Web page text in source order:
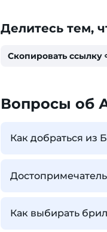
Делитесь тем,
Скопировать ссылку
Вопросы об
Как добраться из
Как выбирать